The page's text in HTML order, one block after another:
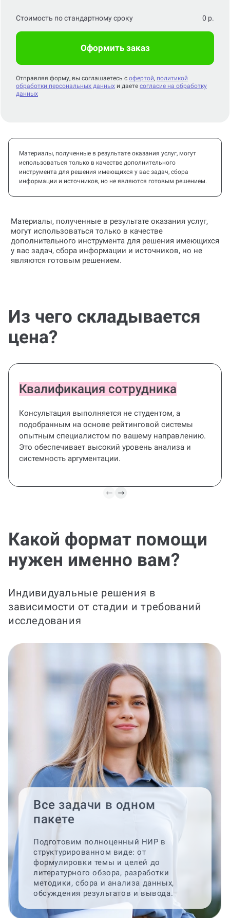
Стоимость по стандартному сроку 0 р.
Оформить заказ
Отправляя форму, вы соглашаетесь с офертой, политикой
обработки персональных данных и даете согласие на обработку
данных
Материалы, полученные в результате оказания услуг, могут
использоваться только в качестве дополнительного
инструмента для решения имеющихся у вас задач, сбора
информации и источников, но не являются готовым решением.
Материалы, полученные в результате оказания услуг,
могут использоваться только в качестве
дополнительного инструмента для решения имеющихся
у вас задач, сбора информации и источников, но не
являются готовым решением.
Из чего складывается
цена?
Квалификация сотрудника
Консультация выполняется не студентом, а
подобранным на основе рейтинговой системы
опытным специалистом по вашему направлению.
Это обеспечивает высокий уровень анализа и
системность аргументации.
Какой формат помощи
нужен именно вам?
Индивидуальные решения в
зависимости от стадии и требований
исследования
Все задачи в одном
пакете
Подготовим полноценный НИР в
структурированном виде: от
формулировки темы и целей до
литературного обзора, разработки
методики, сбора и анализа данных,
обсуждения результатов и вывода.